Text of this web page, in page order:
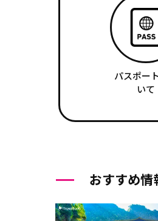
パスポー
いて
おすすめ情